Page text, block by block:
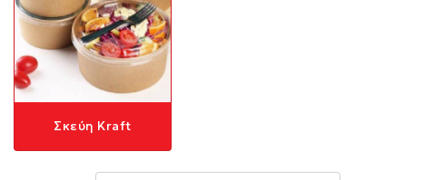
Σκεύη Kraft